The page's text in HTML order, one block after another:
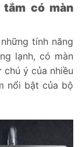
có màn
tính năng
lạnh, có màn
ý của nhiều
nổi bật của bộ